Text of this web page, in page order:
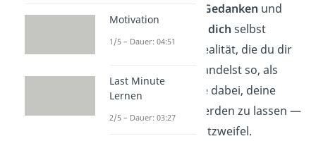
positive Gedanken und
Glauben an dich selbst
formst du die Realität, die du dir
wünschst. Du handelst so, als
wärst du gerade dabei, deine
wahr werden zu lassen —
ganz ohne Selbstzweifel.
Motivation
1/5 – Dauer: 04:51
Last Minute
Lernen
2/5 – Dauer: 03:27